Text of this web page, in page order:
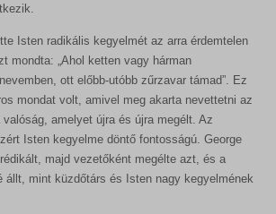
Isten radikális kegyelmét az arra érdemtelen
mondta: „Ahol ketten vagy hárman
ott előbb-utóbb zűrzavar támad”. Ez
mondat volt, amivel meg akarta nevettetni az
amelyet újra és újra megélt. Az
Isten kegyelme döntő fontosságú. George
majd vezetőként megélte azt, és a
állt, mint küzdőtárs és Isten nagy kegyelmének